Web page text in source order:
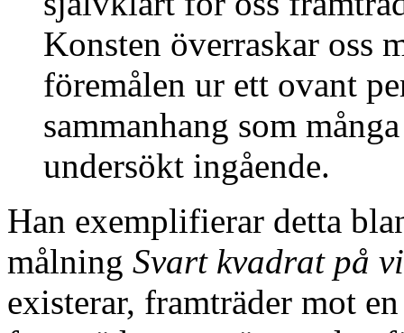
Konsten överraskar oss
föremålen ur ett ovant
sammanhang som
undersökt ingående.
Han exemplifierar detta
målning Svart kvadrat på
existerar, framträder mot